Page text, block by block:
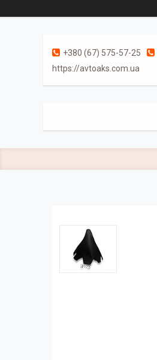
+380 (67) 575-57-25
https://avtoaks.com.ua